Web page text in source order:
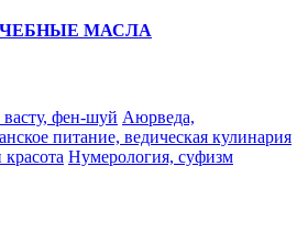
МАСЛА
васту, фен-шуй Аюрведа,
питание, ведическая кулинария
Нумерология, суфизм